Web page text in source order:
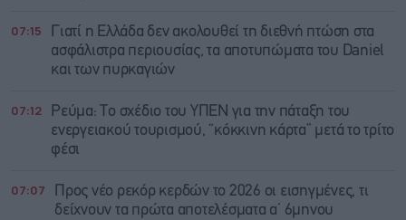
07:15
Γιατί η Ελλάδα δεν ακολουθεί τη διεθνή πτώση στα
ασφάλιστρα περιουσίας, τα αποτυπώματα του Daniel
και των πυρκαγιών
07:12
Ρεύμα: Το σχέδιο του ΥΠΕΝ για την πάταξη του
ενεργειακού τουρισμού, “κόκκινη κάρτα” μετά το τρίτο
φέσι
07:07
Προς νέο ρεκόρ κερδών το 2026 οι εισηγμένες, τι
δείχνουν τα πρώτα αποτελέσματα α’ 6μηνου